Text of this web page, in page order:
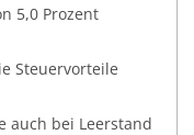
5,0 Prozent
Steuervorteile
auch bei Leerstand